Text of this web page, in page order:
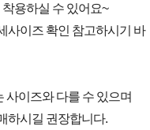
용하실 수 있어요~
사이즈 확인 참고하시기 바
이즈와 다를 수 있으며
하시길 권장합니다.